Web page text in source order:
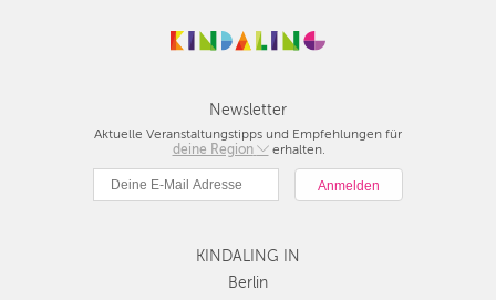
Newsletter
Aktuelle Veranstaltungstipps und Empfehlungen für
deine Region
Berlin
München
Hamburg
Köln
Düsseldorf
erhalten.
KINDALING IN
Berlin